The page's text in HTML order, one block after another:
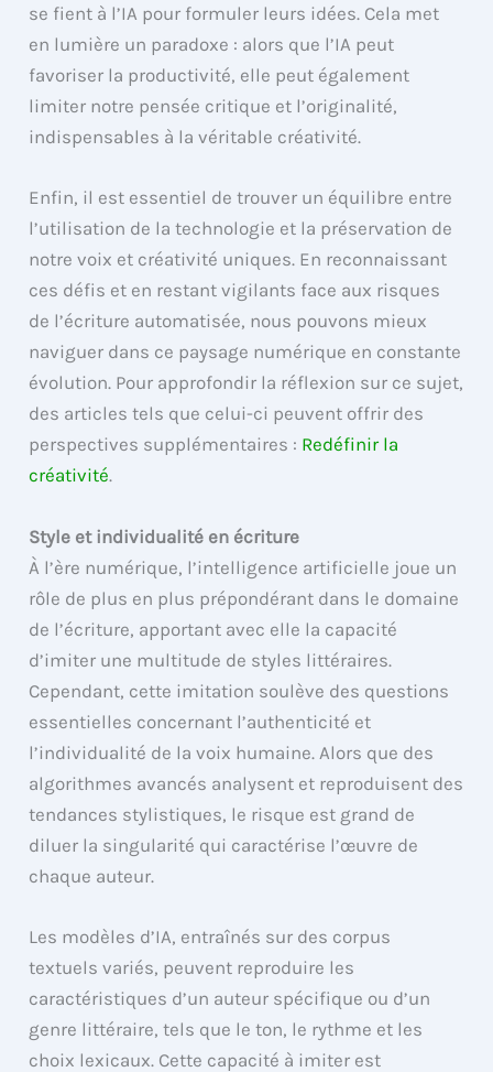
se fient à l’IA pour formuler leurs idées. Cela met
en lumière un paradoxe : alors que l’IA peut
favoriser la productivité, elle peut également
limiter notre pensée critique et l’originalité,
indispensables à la véritable créativité.
Enfin, il est essentiel de trouver un équilibre entre
l’utilisation de la technologie et la préservation de
notre voix et créativité uniques. En reconnaissant
ces défis et en restant vigilants face aux risques
de l’écriture automatisée, nous pouvons mieux
naviguer dans ce paysage numérique en constante
évolution. Pour approfondir la réflexion sur ce sujet,
des articles tels que celui-ci peuvent offrir des
perspectives supplémentaires : Redéfinir la
créativité.
Style et individualité en écriture
À l’ère numérique, l’intelligence artificielle joue un
rôle de plus en plus prépondérant dans le domaine
de l’écriture, apportant avec elle la capacité
d’imiter une multitude de styles littéraires.
Cependant, cette imitation soulève des questions
essentielles concernant l’authenticité et
l’individualité de la voix humaine. Alors que des
algorithmes avancés analysent et reproduisent des
tendances stylistiques, le risque est grand de
diluer la singularité qui caractérise l’œuvre de
chaque auteur.
Les modèles d’IA, entraînés sur des corpus
textuels variés, peuvent reproduire les
caractéristiques d’un auteur spécifique ou d’un
genre littéraire, tels que le ton, le rythme et les
choix lexicaux. Cette capacité à imiter est